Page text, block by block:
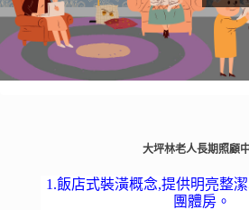
大坪林老人長期照顧
1.飯店式裝潢概念,提供明亮整
團體房。